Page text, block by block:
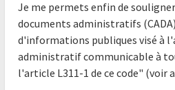
Je me permets enfin de
documents administratifs
d'informations publiques visé à
administratif communicable à
l'article L311-1 de ce code" (voir